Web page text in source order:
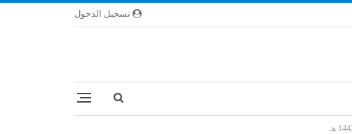
تسجيل الدخول